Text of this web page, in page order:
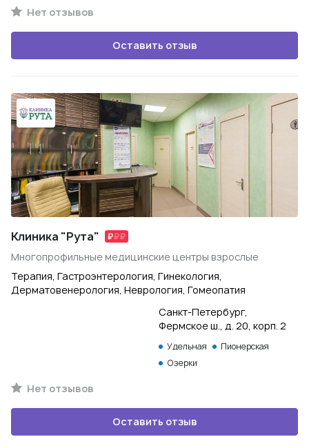
Нет отзывов
Оставить отзыв
Клиника "Рута"
Многопрофильные медицинские центры взрослые
Терапия, Гастроэнтерология, Гинекология,
Дерматовенерология, Неврология, Гомеопатия
Санкт-Петербург,
Фермское ш., д. 20, корп. 2
Удельная
Пионерская
Озерки
Нет отзывов
Оставить отзыв